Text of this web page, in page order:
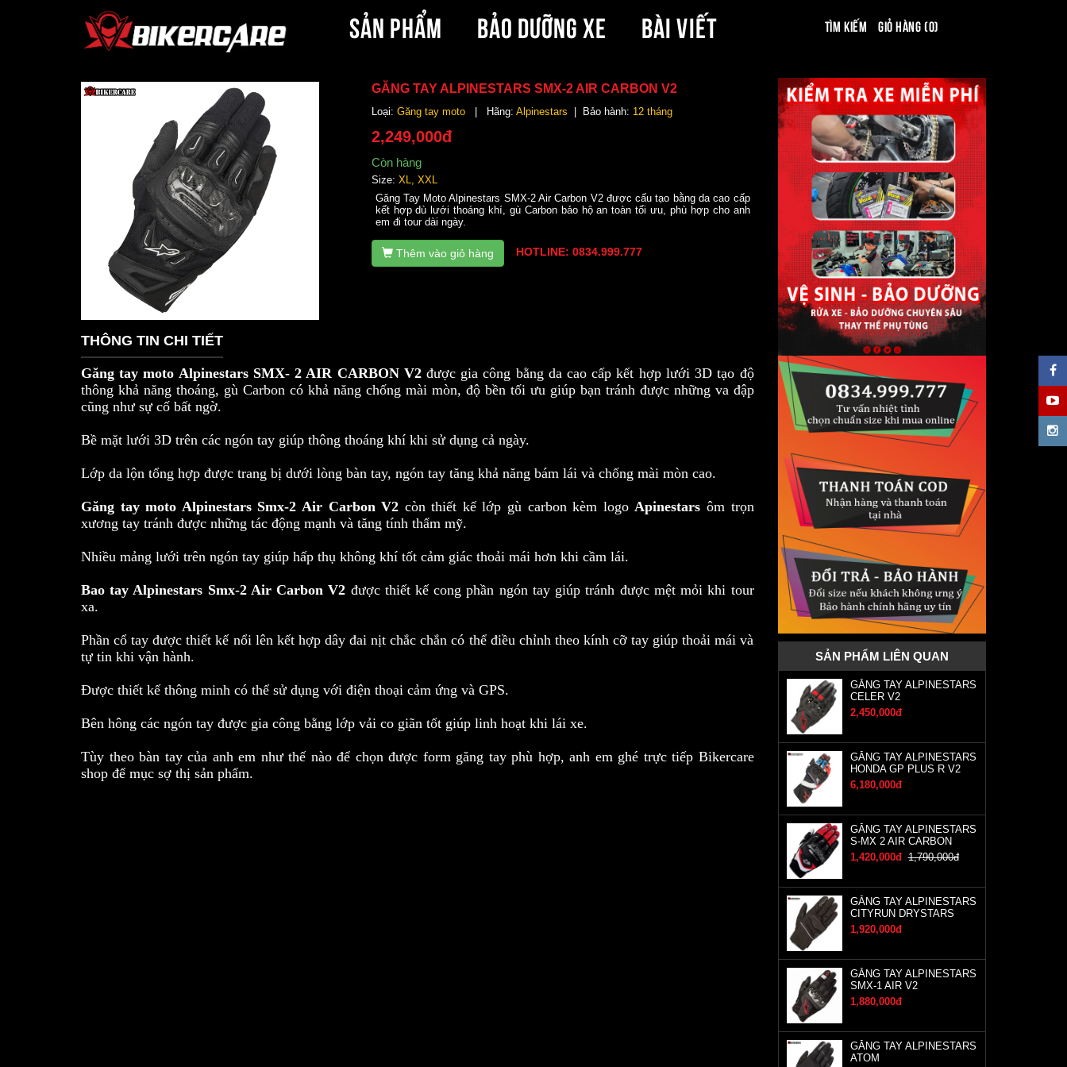
SẢN PHẨM BẢO DƯỠNG XE BÀI VIẾT Tìm kiếm Giỏ hàng (0)
GĂNG TAY ALPINESTARS SMX-2 AIR CARBON V2
Loại: Găng tay moto| Hãng: Alpinestars | Bảo hành: 12 tháng
2,249,000đ
Còn hàng
Size: XL, XXL
Găng Tay Moto Alpinestars SMX-2 Air Carbon V2 được cấu tạo bằng da cao cấp
kết hợp dù lưới thoáng khí, gù Carbon bảo hộ an toàn tối ưu, phù hợp cho anh
em đi tour dài ngày.
Thêm vào giỏ hàng HOTLINE: 0834.999.777
THÔNG TIN CHI TIẾT
Găng tay moto Alpinestars SMX- 2 AIR CARBON V2được gia công bằng da cao cấp kết hợp lưới 3D tạo độ
thông khả năng thoáng, gù Carbon có khả năng chống mài mòn, độ bền tối ưu giúp bạn tránh được những va đập
cũng như sự cố bất ngờ.
Bề mặt lưới 3D trên các ngón tay giúp thông thoáng khí khi sử dụng cả ngày.
Lớp da lộn tổng hợp được trang bị dưới lòng bàn tay, ngón tay tăng khả năng bám lái và chống mài mòn cao.
Găng tay moto Alpinestars Smx-2 Air Carbon V2 còn thiết kế lớp gù carbon kèm logoApinestars ôm trọn
xương tay tránh được những tác động mạnh và tăng tính thẩm mỹ.
Nhiều mảng lưới trên ngón tay giúp hấp thụ không khí tốt cảm giác thoải mái hơn khi cầm lái.
Bao tay Alpinestars Smx-2 Air Carbon V2 được thiết kế cong phần ngón tay giúp tránh được mệt mỏi khi tour
xa.
Phần cổ tay được thiết kế nổi lên kết hợp dây đai nịt chắc chắn có thể điều chỉnh theo kính cỡ tay giúp thoải mái và
tự tin khi vận hành.
Được thiết kế thông minh có thể sử dụng với điện thoại cảm ứng và GPS.
Bên hông các ngón tay được gia công bằng lớp vải co giãn tốt giúp linh hoạt khi lái xe.
Tùy theo bàn tay của anh em như thế nào để chọn được form găng tay phù hợp, anh em ghé trực tiếp Bikercare
shop để mục sợ thị sản phẩm.
SẢN PHẨM LIÊN QUAN
GĂNG TAY ALPINESTARS
CELER V2
2,450,000đ
GĂNG TAY ALPINESTARS
HONDA GP PLUS R V2
6,180,000đ
GĂNG TAY ALPINESTARS
S-MX 2 AIR CARBON
1,420,000đ 1,790,000đ
GĂNG TAY ALPINESTARS
CITYRUN DRYSTARS
1,920,000đ
GĂNG TAY ALPINESTARS
SMX-1 AIR V2
1,880,000đ
GĂNG TAY ALPINESTARS
ATOM